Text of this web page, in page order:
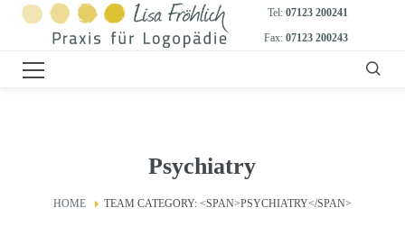
Tel: 07123 200241
Fax: 07123 200243
Psychiatry
HOME TEAM CATEGORY: <SPAN>PSYCHIATRY</SPAN>